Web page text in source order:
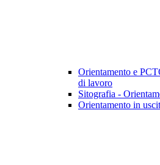
Orientamento e
di lavoro
Sitografia -
Orientamento in